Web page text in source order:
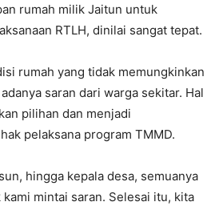
rumah milik Jaitun untuk
RTLH, dinilai sangat tepat.
rumah yang tidak memungkinkan
saran dari warga sekitar. Hal
pilihan dan menjadi
pelaksana program TMMD.
hingga kepala desa, semuanya
mintai saran. Selesai itu, kita